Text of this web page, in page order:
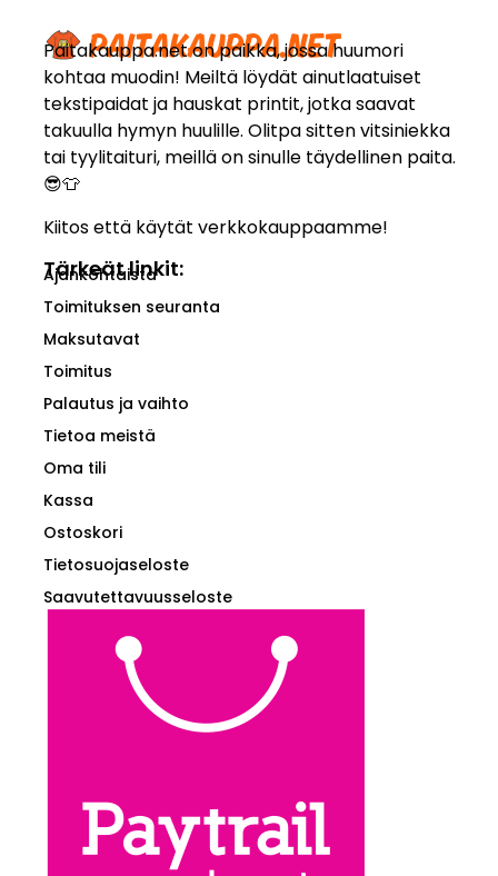
Paitakauppa.net on paikka, jossa huumori
kohtaa muodin! Meiltä löydät ainutlaatuiset
tekstipaidat ja hauskat printit, jotka saavat
takuulla hymyn huulille. Olitpa sitten vitsiniekka
tai tyylitaituri, meillä on sinulle täydellinen paita.
😎👕
Kiitos että käytät verkkokauppaamme!
Tärkeät linkit:
Ajankohtaista
Toimituksen seuranta
Maksutavat
Toimitus
Palautus ja vaihto
Tietoa meistä
Oma tili
Kassa
Ostoskori
Tietosuojaseloste
Saavutettavuusseloste